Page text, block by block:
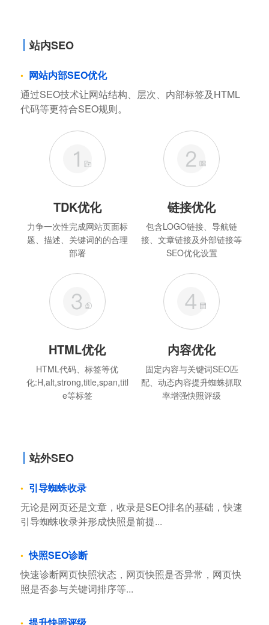
站内SEO
网站内部SEO优化
通过SEO技术让网站结构、层次、内部标签及HTML
代码等更符合SEO规则。
TDK优化
力争一次性完成网站页面标
题、描述、关键词的的合理
部署
链接优化
包含LOGO链接、导航链
接、文章链接及外部链接等
SEO优化设置
HTML优化
HTML代码、标签等优
化:H,alt,strong,title,span,titl
e等标签
内容优化
固定内容与关键词SEO匹
配、动态内容提升蜘蛛抓取
率增强快照评级
站外SEO
引导蜘蛛收录
无论是网页还是文章，收录是SEO排名的基础，快速
引导蜘蛛收录并形成快照是前提...
快照SEO诊断
快速诊断网页快照状态，网页快照是否异常，网页快
照是否参与关键词排序等...